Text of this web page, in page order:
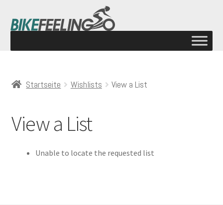
Startseite Wishlists View a List
View a List
Unable to locate the requested list